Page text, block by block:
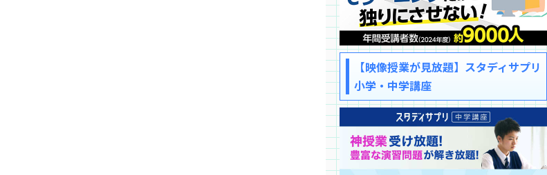
【映像授業が見放題】スタディサプリ
小学・中学講座